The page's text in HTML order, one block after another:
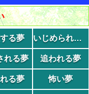
る夢 いじめられる夢
れる夢 追われる夢
る夢 怖い夢